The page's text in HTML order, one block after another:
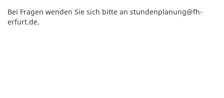
Bei Fragen wenden Sie sich bitte an stundenplanung@fh-
erfurt.de.